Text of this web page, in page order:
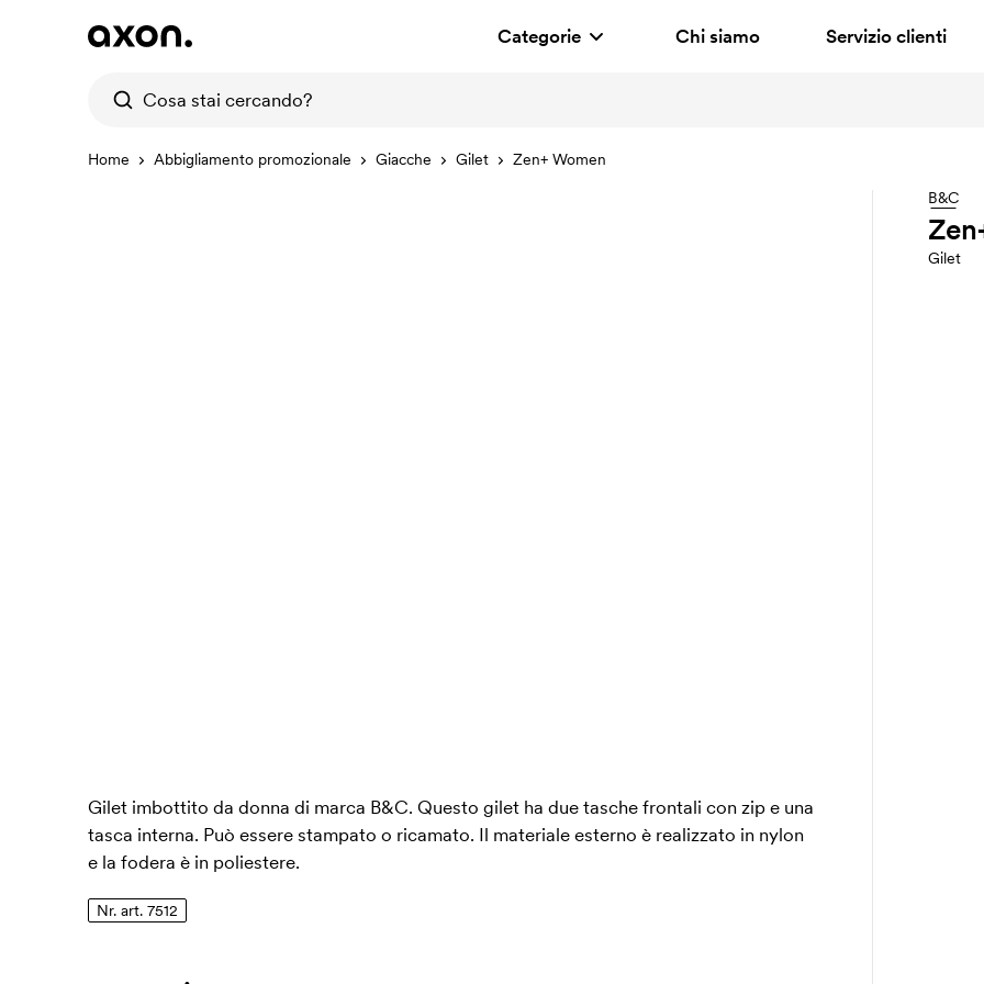
Categorie Chi siamo Servizio clienti
Home Abbigliamento promozionale Giacche Gilet
Zen+ Women
B&C
Gilet
Gilet imbottito da donna di marca B&C. Questo gilet ha due tasche frontali con zip e una
tasca interna. Può essere stampato o ricamato. Il materiale esterno è realizzato in nylon
e la fodera è in poliestere.
Nr. art. 7512